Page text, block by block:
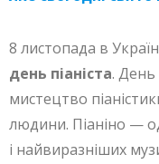
8 листопада в
день піаніста.
мистецтво
людини. Піаніно —
і найвиразніших